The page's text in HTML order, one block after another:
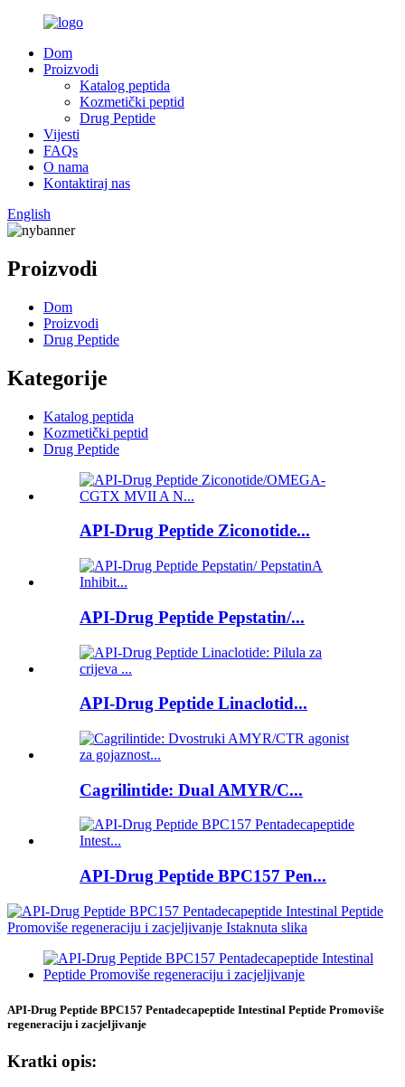
Dom
Proizvodi
Katalog peptida
Kozmetički peptid
Drug Peptide
Vijesti
FAQs
O nama
Kontaktiraj nas
English
Proizvodi
Dom
Proizvodi
Drug Peptide
Kategorije
Katalog peptida
Kozmetički peptid
Drug Peptide
API-Drug Peptide Ziconotide...
API-Drug Peptide Pepstatin/...
API-Drug Peptide Linaclotid...
Cagrilintide: Dual AMYR/C...
API-Drug Peptide BPC157 Pen...
API-Drug Peptide BPC157 Pentadecapeptide Intestinal Peptide Promoviše
regeneraciju i zacjeljivanje
Kratki opis: